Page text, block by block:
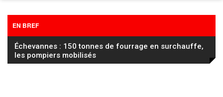
EN BREF
Football / Ligue 2 : Sochaux lance sa saison face à
Saint-Étienne